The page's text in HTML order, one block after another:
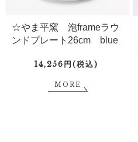
☆やま平窯 泡frameラウ
ンドプレート26cm blue
14,256円(税込)
MORE